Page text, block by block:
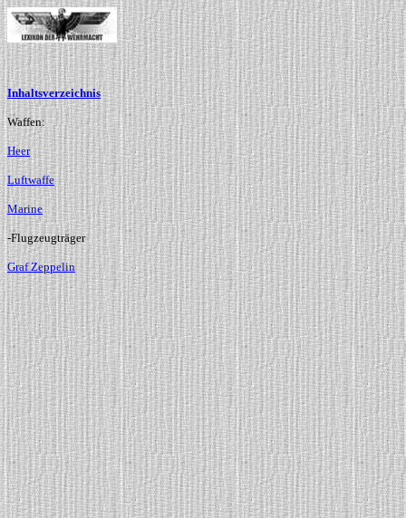
Inhaltsverzeichnis
Waffen:
Heer
Luftwaffe
Marine
-Flugzeugträger
Graf Zeppelin